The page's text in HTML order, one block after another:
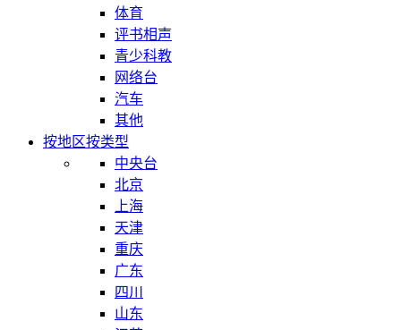
体育
评书相声
青少科教
网络台
汽车
其他
按地区按类型
中央台
北京
上海
天津
重庆
广东
四川
山东